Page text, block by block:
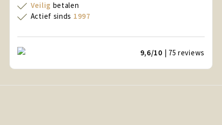
Veilig betalen
Actief sinds 1997
9,6/10 | 75reviews